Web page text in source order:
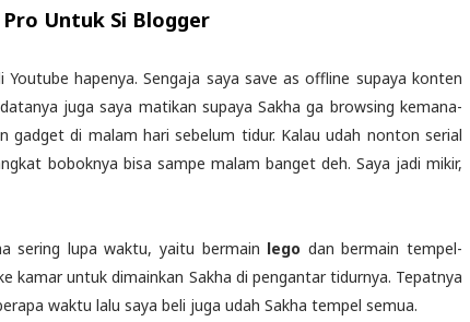
Untuk Si Blogger
hapenya. Sengaja saya save as offline supaya konten
juga saya matikan supaya Sakha ga browsing kemana-
gadget di malam hari sebelum tidur. Kalau udah nonton serial
boboknya bisa sampe malam banget deh. Saya jadi mikir,
sering lupa waktu, yaitu bermain lego dan bermain tempel-
kamar untuk dimainkan Sakha di pengantar tidurnya. Tepatnya
waktu lalu saya beli juga udah Sakha tempel semua.